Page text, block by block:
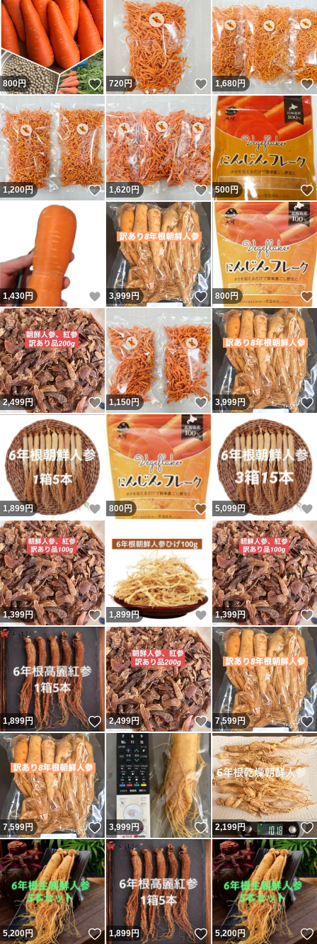
800円 いいね！
720円 いいね！
1,680円
1,200円 いいね！
1,620円 いいね！
500円
1,430円 いいね！
3,999円 いいね！
800円
2,499円 いいね！
1,150円 いいね！
3,999円
1,899円 いいね！
800円 いいね！
5,099円
1,399円 いいね！
1,899円 いいね！
1,399円
1,899円 いいね！
2,499円 いいね！
7,599円
7,599円 いいね！
3,999円 いいね！
2,199円
5,200円 いいね！
1,899円 いいね！
5,200円